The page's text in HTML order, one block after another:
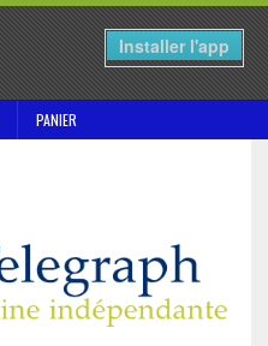
Installer l'app
PANIER